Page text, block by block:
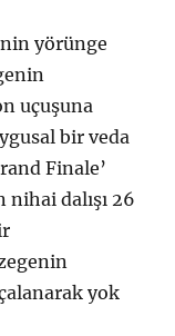
yörünge
uçuşuna
bir veda
Finale’
dalışı 26
yok